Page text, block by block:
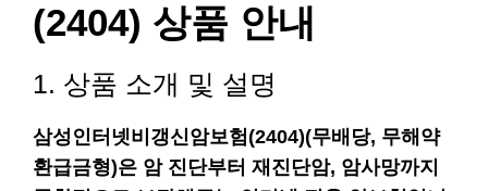
(2404) 상품 안내
1. 상품 소개 및 설명
삼성인터넷비갱신암보험(2404)(무배당, 무해약
환급금형)은 암 진단부터 재진단암, 암사망까지